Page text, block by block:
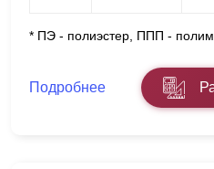
* ПЭ - полиэстер, ППП -
Подробнее